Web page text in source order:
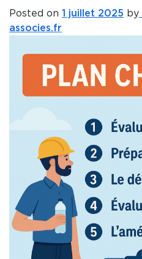
Posted on 1 juillet 2025 by
associes.fr